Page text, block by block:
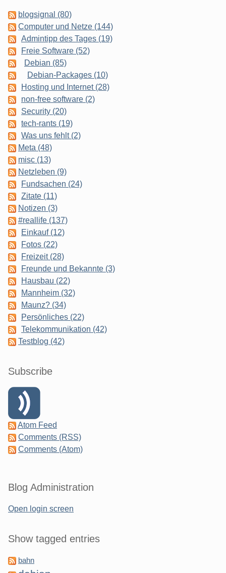
blogsignal (80)
Computer und Netze (144)
Admintipp des Tages (19)
Freie Software (52)
Debian (85)
Debian-Packages (10)
Hosting und Internet (28)
non-free software (2)
Security (20)
tech-rants (19)
Was uns fehlt (2)
Meta (48)
misc (13)
Netzleben (9)
Fundsachen (24)
Zitate (11)
Notizen (3)
#reallife (137)
Einkauf (12)
Fotos (22)
Freizeit (28)
Freunde und Bekannte (3)
Hausbau (22)
Mannheim (32)
Maunz? (34)
Persönliches (22)
Telekommunikation (42)
Testblog (42)
Subscribe
Atom Feed
Comments (RSS)
Comments (Atom)
Blog Administration
Open login screen
Show tagged entries
bahn